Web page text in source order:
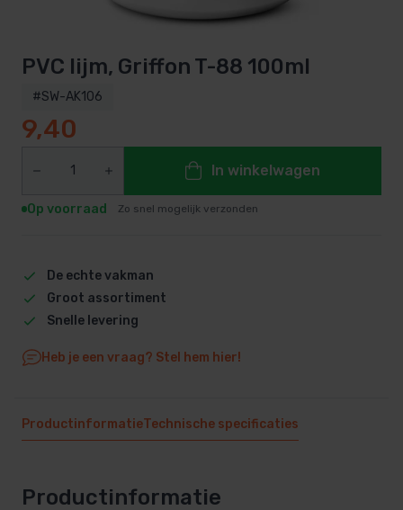
PVC lijm, Griffon T-88 100ml
#SW-AK106
9,40
In winkelwagen
Op voorraad Zo snel mogelijk verzonden
De echte vakman
Groot assortiment
Snelle levering
Heb je een vraag? Stel hem hier!
ProductinformatieTechnische specificaties
Productinformatie